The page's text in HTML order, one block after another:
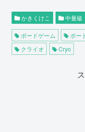
かきくけこ 中量級
ボードゲーム ボー
クライオ
Cryo